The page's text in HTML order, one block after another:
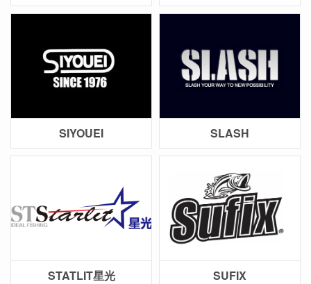
SIYOUEI SLASH
STATLIT星光 SUFIX